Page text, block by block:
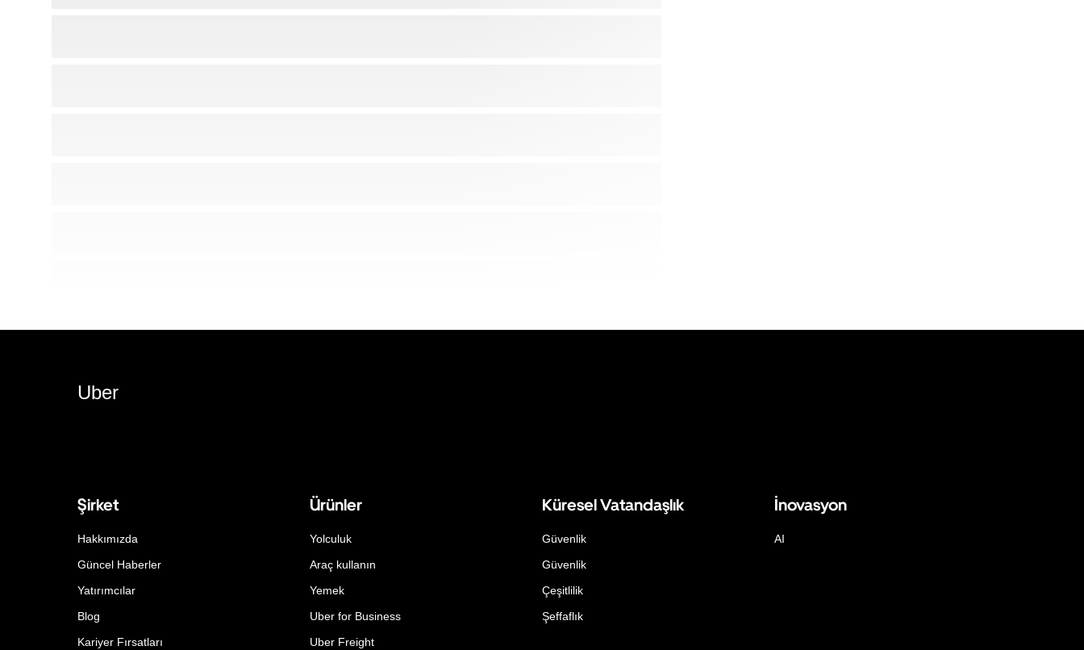
Uber
Şirket
Hakkımızda
Güncel Haberler
Yatırımcılar
Blog
Kariyer Fırsatları
Ürünler
Yolculuk
Araç kullanın
Yemek
Uber for Business
Uber Freight
Küresel Vatandaşlık
Güvenlik
Güvenlik
Çeşitlilik
Şeffaflık
İnovasyon
AI